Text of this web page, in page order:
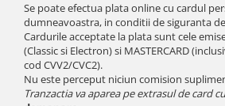
Se poate efectua plata online cu cardul
dumneavoastra, in conditii de siguranta
Cardurile acceptate la plata sunt cele
(Classic si Electron) si MASTERCARD
cod CVV2/CVC2).
Nu este perceput niciun comision
Tranzactia va aparea pe extrasul de card